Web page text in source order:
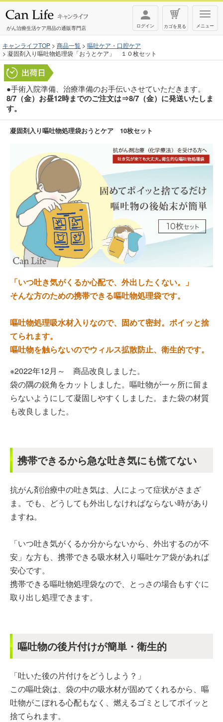
T
o
g
n
g
a
i
o
n
メニュー
カゴを見る
ログイン
がん治療生活ケア用品の通販専門店
キャンライフTOP 商品一覧
嘔吐ケア・口腔ケア
凝固剤入り嘔吐物処理袋「おうとケア」 １０枚セット
●手術入院準備、治療準備のお手伝いさせていただきます。
8/7（金）お昼12時までのご注文は⇒8/7（金）に発送いたしま
す。
凝固剤入り嘔吐物処理袋おうとケア 10枚セット
「いつ吐き気がくるか心配で、外出したくない。」
そんな方のための携帯できる嘔吐物処理袋です。
嘔吐物処理吸水材入りなので、固めて密封。ポイッと捨
てられます。
嘔吐物を触らないのでウィルス拡散防止、衛生的です。
※2022年12月～ 商品改良しました。
袋の隅の鋭角をカットしました。嘔吐物が一ヶ所に留ま
らないようにして凝固しやすくしました。また袋の材質
も改良しました。
携帯できるから急な吐き気にも慌てない
抗がん剤治療中の吐き気は、人によって症状がさまざ
ま。でも、どうしても外出しなければならない時があり
ますね。
「いつ吐き気がくるか分からないから、外出するのが不
安」な方も、携帯できる吸水材入り嘔吐ケア袋があれば
安心です。
携帯できる嘔吐物処理袋なので、とっさの場合もすぐに
取り出し処理できます。
嘔吐物の後片付けが簡単・衛生的
「吐いた後の片付けをどうしよう？」
この嘔吐袋は、袋の中の吸水材が固めてくれるから、嘔
吐物がこぼれる心配もなく、燃えるゴミとしてポイッと
捨てられます。